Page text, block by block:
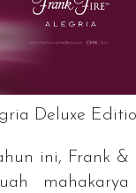
Deluxe
ini, Frank &
mahakarya